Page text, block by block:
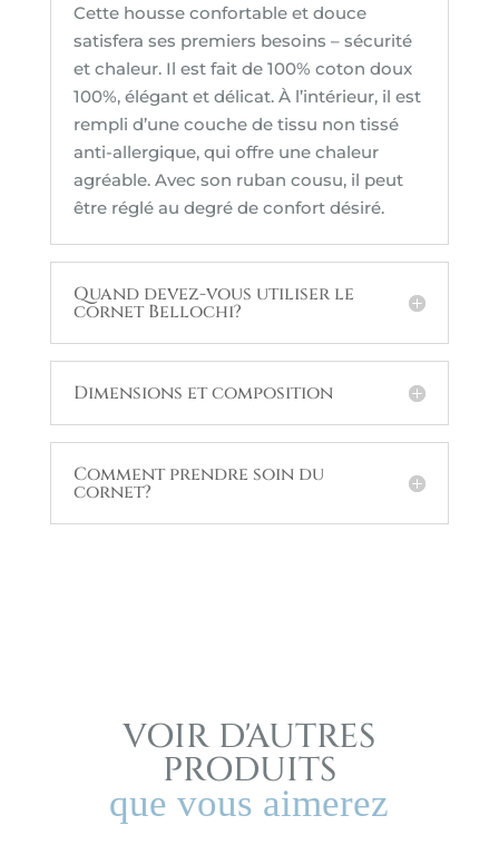
Cette housse confortable et douce
satisfera ses premiers besoins – sécurité
et chaleur. Il est fait de 100% coton doux
100%, élégant et délicat. À l’intérieur, il est
rempli d’une couche de tissu non tissé
anti-allergique, qui offre une chaleur
agréable. Avec son ruban cousu, il peut
être réglé au degré de confort désiré.
Quand devez-vous utiliser le
cornet Bellochi?
Dimensions et composition
Comment prendre soin du
cornet?
VOIR D'AUTRES
PRODUITS
que vous aimerez